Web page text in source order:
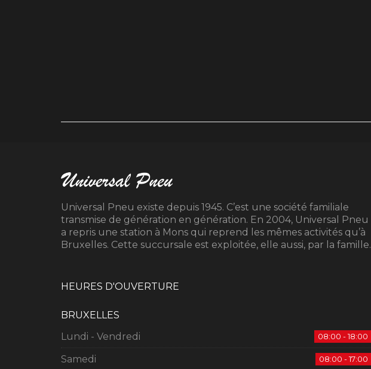
Universal Pneu existe depuis 1945. C’est une société familiale
transmise de génération en génération. En 2004, Universal Pneu
a repris une station à Mons qui reprend les mêmes activités qu’à
Bruxelles. Cette succursale est exploitée, elle aussi, par la famille.
HEURES D'OUVERTURE
BRUXELLES
Lundi - Vendredi
08:00 - 18:00
Samedi 08:00 - 17:00